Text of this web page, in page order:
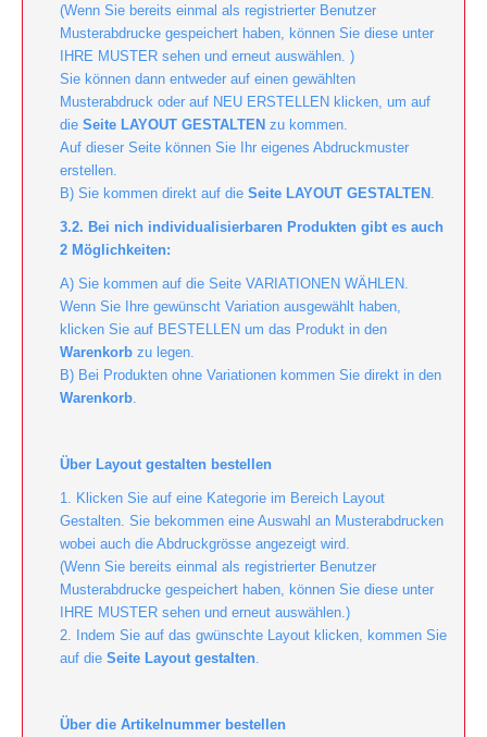
(Wenn Sie bereits einmal als registrierter Benutzer
Musterabdrucke gespeichert haben, können Sie diese unter
IHRE MUSTER sehen und erneut auswählen. )
Sie können dann entweder auf einen gewählten
Musterabdruck oder auf NEU ERSTELLEN klicken, um auf
die Seite LAYOUT GESTALTENzu kommen.
Auf dieser Seite können Sie Ihr eigenes Abdruckmuster
erstellen.
B) Sie kommen direkt auf die Seite LAYOUT GESTALTEN.
3.2. Bei nich individualisierbaren Produkten gibt es auch
2 Möglichkeiten:
A) Sie kommen auf die Seite VARIATIONEN WÄHLEN.
Wenn Sie Ihre gewünscht Variation ausgewählt haben,
klicken Sie auf BESTELLEN um das Produkt in den
Warenkorbzu legen.
B) Bei Produkten ohne Variationen kommen Sie direkt in den
Warenkorb.
Über Layout gestalten bestellen
1. Klicken Sie auf eine Kategorie im Bereich Layout
Gestalten. Sie bekommen eine Auswahl an Musterabdrucken
wobei auch die Abdruckgrösse angezeigt wird.
(Wenn Sie bereits einmal als registrierter Benutzer
Musterabdrucke gespeichert haben, können Sie diese unter
IHRE MUSTER sehen und erneut auswählen.)
2. Indem Sie auf das gwünschte Layout klicken, kommen Sie
auf die Seite Layout gestalten.
Über die Artikelnummer bestellen